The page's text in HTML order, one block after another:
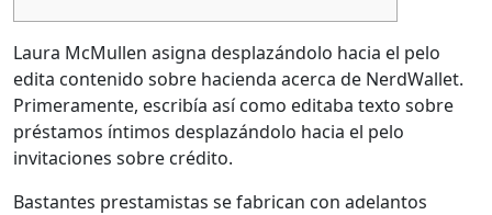
Laura McMullen asigna desplazándolo hacia el pelo
edita contenido sobre hacienda acerca de NerdWallet.
Primeramente, escribía así­ como editaba texto sobre
préstamos íntimos desplazándolo hacia el pelo
invitaciones sobre crédito.
Bastantes prestamistas se fabrican con adelantos